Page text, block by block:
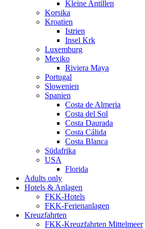
Kleine Antillen
Korsika
Kroatien
Istrien
Insel Krk
Luxemburg
Mexiko
Riviera Maya
Portugal
Slowenien
Spanien
Costa de Almeria
Costa del Sol
Costa Daurada
Costa Cálida
Costa Blanca
Südafrika
USA
Florida
Adults only
Hotels & Anlagen
FKK-Hotels
FKK-Ferienanlagen
Kreuzfahrten
FKK-Kreuzfahrten Mittelmeer